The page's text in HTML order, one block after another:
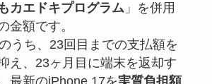
カエドキプログラム」を併用
金額です。
うち、23回目までの支払額を
え、23ヶ月目に端末を返却す